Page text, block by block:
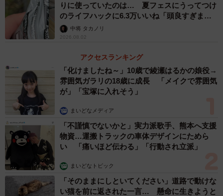
ーーぱやぱやさんが「やばいなー」と感じるポイントをお
聞かせください。
ジ周辺に書類が乱雑にあったり、埃が積もっていたら要注
意です。こうした書類を整理整頓していない店は、衛生管
理に不安が残ります。
次にお客さんが誰もいないことです。たまたまいないこと
もありますが、店主などが暇を持て余してテレビや漫画を
読んでいたら赤信号です。他にもカウンターの上に私物が
置いてある、店主の顔が死んでいるなどの特徴もあります
が、違和感を覚えたら「あれ〜、まだきてないのか」と帰
ってしまうのがベストでしょう。
りに使っていたのは… 夏フェスにうってつけ
のライフハックに6.3万いいね「頭良すぎま
す」中将 タカノリ
2026.08.02
アクセスランキング
「化けましたね～」10歳で綾瀬はるかの娘役→
雰囲気ガラリの18歳に成長 「メイクで雰囲気
が」「宝塚に入れそう」
まいどなメディア
「不謹慎でないかと」実力派歌手、熊本へ支援
物資…運搬トラックの車体デザインにためら
い 「痛いほど伝わる」「行動され立派」
まいどなトピック
「そのままにしといてください」道路で動けな
い猫を前に返された一言… 懸命に生きようと